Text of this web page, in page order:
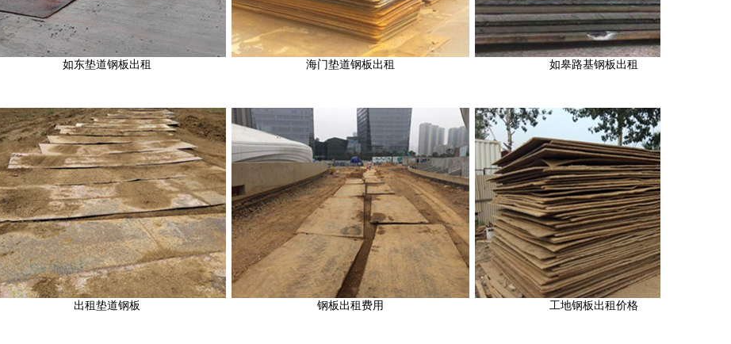
如东垫道钢板出租 海门垫道钢板出租 如皋路基钢板出租
出租垫道钢板 钢板出租费用 工地钢板出租价格